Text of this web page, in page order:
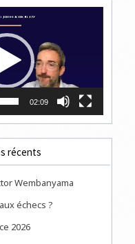
02:09
récents
Wembanyama
échecs ?
2026